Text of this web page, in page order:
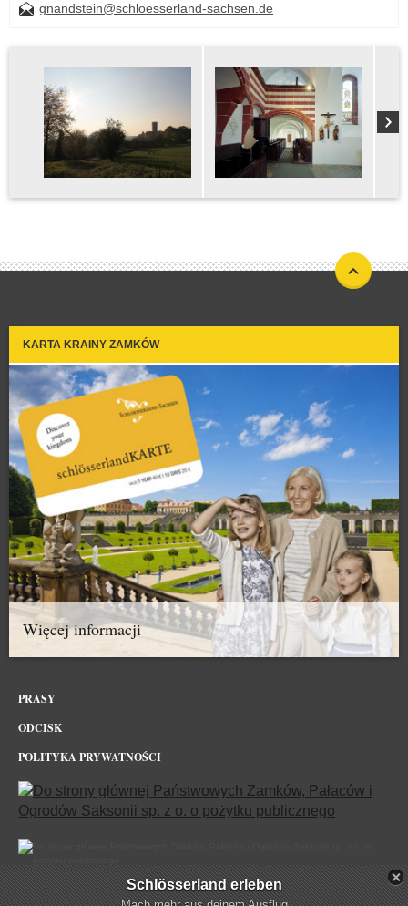
gnandstein@schloesserland-sachsen.de
KARTA KRAINY ZAMKÓW
Więcej informacji
PRASY
ODCISK
POLITYKA PRYWATNOŚCI
Zamek Gnandstein w sieci
Schlösserland erleben